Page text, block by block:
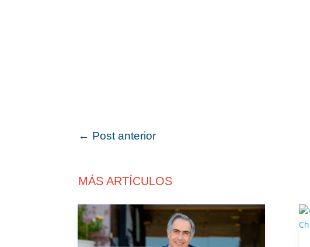
← Post anterior
MÁS ARTÍCULOS